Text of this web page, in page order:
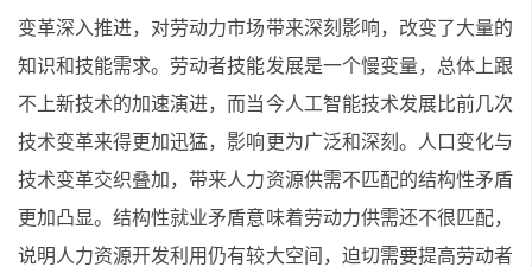
变革深入推进，对劳动力市场带来深刻影响，改变了大量的
知识和技能需求。劳动者技能发展是一个慢变量，总体上跟
不上新技术的加速演进，而当今人工智能技术发展比前几次
技术变革来得更加迅猛，影响更为广泛和深刻。人口变化与
技术变革交织叠加，带来人力资源供需不匹配的结构性矛盾
更加凸显。结构性就业矛盾意味着劳动力供需还不很匹配，
说明人力资源开发利用仍有较大空间，迫切需要提高劳动者